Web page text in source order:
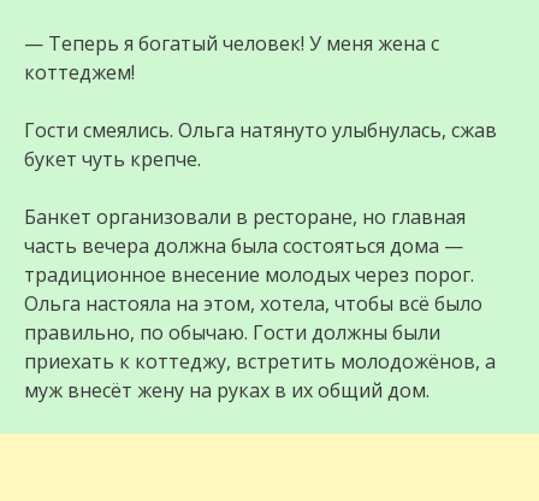
— Теперь я богатый человек! У меня жена с
коттеджем!
Гости смеялись. Ольга натянуто улыбнулась, сжав
букет чуть крепче.
Банкет организовали в ресторане, но главная
часть вечера должна была состояться дома —
традиционное внесение молодых через порог.
Ольга настояла на этом, хотела, чтобы всё было
правильно, по обычаю. Гости должны были
приехать к коттеджу, встретить молодожёнов, а
муж внесёт жену на руках в их общий дом.